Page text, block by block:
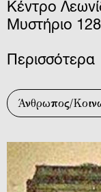
Κέντρο
Μυστήριο
Περισσότερα
Άνθρωπος/